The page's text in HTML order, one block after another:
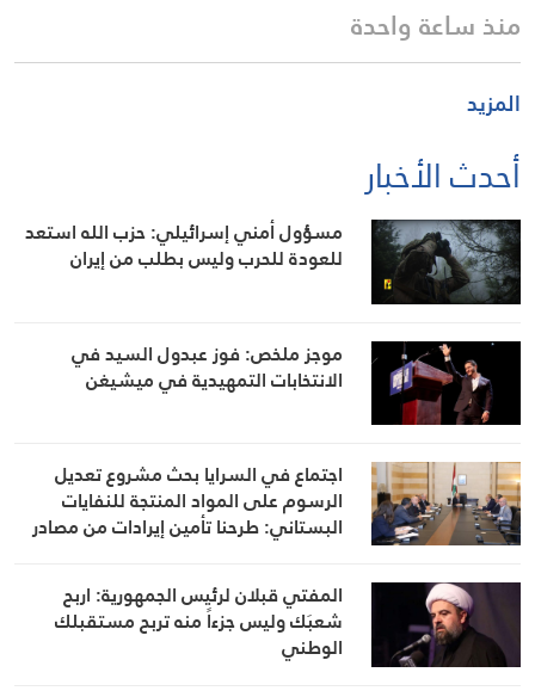
منذ ساعة واحدة
المزيد
أحدث الأخبار
مسؤول أمني إسرائيلي: حزب الله استعد
للعودة للحرب وليس بطلب من إيران
موجز ملخص: فوز عبدول السيد في
الانتخابات التمهيدية في ميشيغن
اجتماع في السرايا بحث مشروع تعديل
الرسوم على المواد المنتجة للنفايات
البستاني: طرحنا تأمين إيرادات من مصادر
المفتي قبلان لرئيس الجمهورية: اربح
شعبَك وليس جزءاً منه تربح مستقبلك
الوطني